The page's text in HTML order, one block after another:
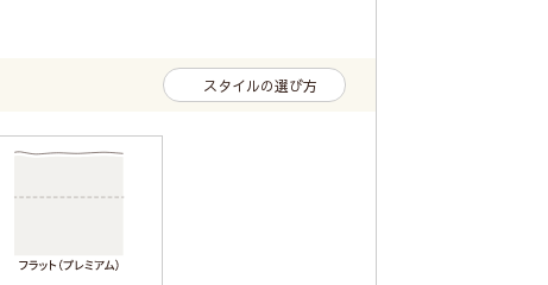
スタイルの選び方